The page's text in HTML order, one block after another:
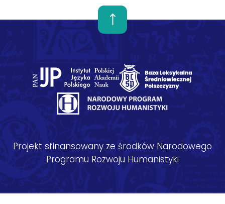
Projekt sfinansowany ze środków Narodowego
Programu Rozwoju Humanistyki